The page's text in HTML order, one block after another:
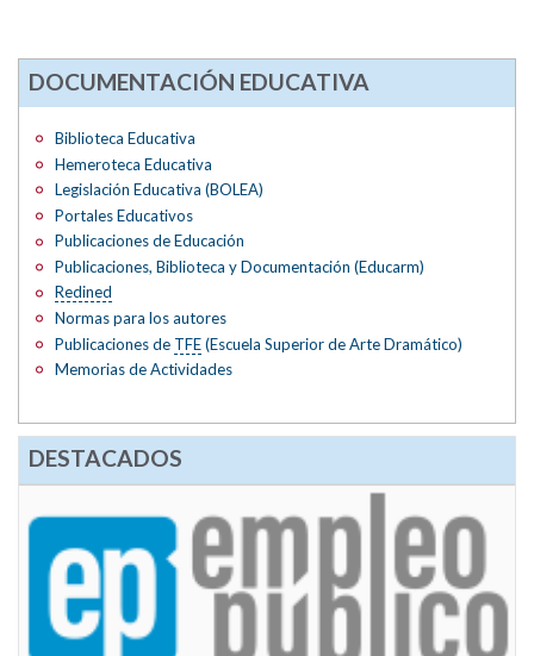
DOCUMENTACIÓN EDUCATIVA
Biblioteca Educativa
Hemeroteca Educativa
Legislación Educativa (BOLEA)
Portales Educativos
Publicaciones de Educación
Publicaciones, Biblioteca y Documentación (Educarm)
Redined
Normas para los autores
Publicaciones de TFE(Escuela Superior de Arte Dramático)
Memorias de Actividades
DESTACADOS